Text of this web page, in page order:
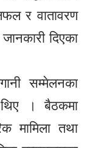
र वातावरण
दिएका
सम्मेलनका
थिए । बैठकमा
मामिला तथा